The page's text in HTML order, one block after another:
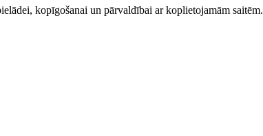
kopīgošanai un pārvaldībai ar koplietojamām saitēm.